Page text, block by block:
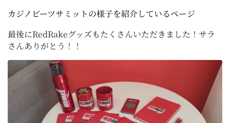
カジノビーツサミットの様子を紹介しているページ
最後にRedRakeグッズもたくさんいただきました！サラ
さんありがとう！！